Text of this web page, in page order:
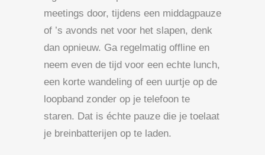
meetings door, tijdens een middagpauze
of ’s avonds net voor het slapen, denk
dan opnieuw. Ga regelmatig offline en
neem even de tijd voor een echte lunch,
een korte wandeling of een uurtje op de
loopband zonder op je telefoon te
staren. Dat is échte pauze die je toelaat
je breinbatterijen op te laden.